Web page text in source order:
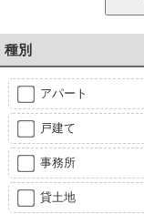
種別
アパート
戸建て
事務所
貸土地